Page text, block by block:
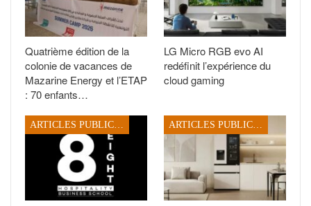
Quatrième édition de la
colonie de vacances de
Mazarine Energy et l’ETAP
: 70 enfants…
LG Micro RGB evo AI
redéfinit l’expérience du
cloud gaming